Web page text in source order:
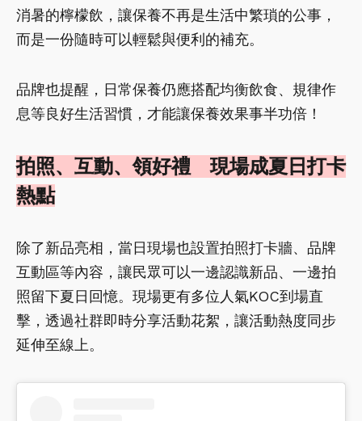
消暑的檸檬飲，讓保養不再是生活中繁瑣的公事，
而是一份隨時可以輕鬆與便利的補充。
品牌也提醒，日常保養仍應搭配均衡飲食、規律作
息等良好生活習慣，才能讓保養效果事半功倍！
拍照、互動、領好禮 現場成夏日打卡
熱點
除了新品亮相，當日現場也設置拍照打卡牆、品牌
互動區等內容，讓民眾可以一邊認識新品、一邊拍
照留下夏日回憶。現場更有多位人氣KOC到場直
擊，透過社群即時分享活動花絮，讓活動熱度同步
延伸至線上。